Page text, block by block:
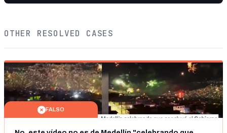
OTHER RESOLVED CASES
FALSO